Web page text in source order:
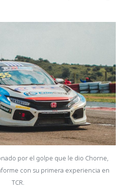
por el golpe que le dio Chorne,
con su primera experiencia en
TCR.